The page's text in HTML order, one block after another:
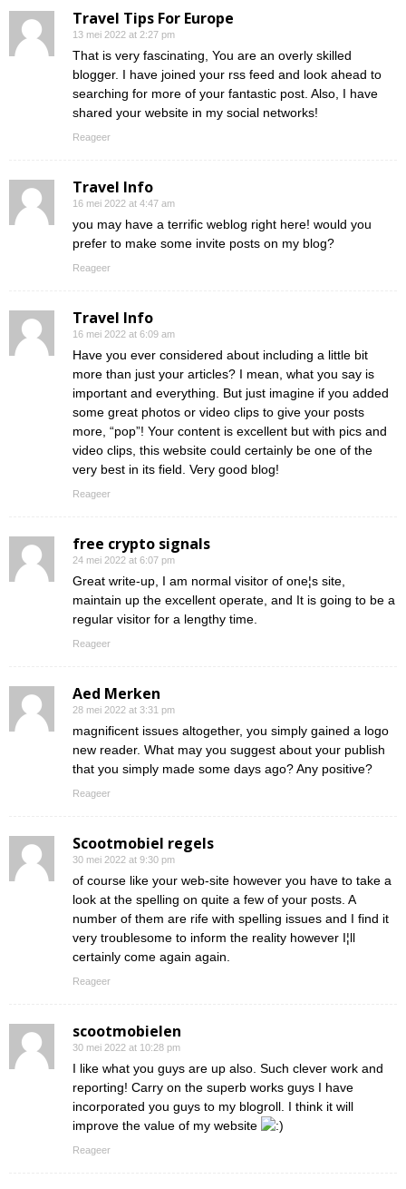
Travel Tips For Europe
13 mei 2022 at 2:27 pm
That is very fascinating, You are an overly skilled
blogger. I have joined your rss feed and look ahead to
searching for more of your fantastic post. Also, I have
shared your website in my social networks!
Reageer
Travel Info
16 mei 2022 at 4:47 am
you may have a terrific weblog right here! would you
prefer to make some invite posts on my blog?
Reageer
Travel Info
16 mei 2022 at 6:09 am
Have you ever considered about including a little bit
more than just your articles? I mean, what you say is
important and everything. But just imagine if you added
some great photos or video clips to give your posts
more, “pop”! Your content is excellent but with pics and
video clips, this website could certainly be one of the
very best in its field. Very good blog!
Reageer
free crypto signals
24 mei 2022 at 6:07 pm
Great write-up, I am normal visitor of one¦s site,
maintain up the excellent operate, and It is going to be a
regular visitor for a lengthy time.
Reageer
Aed Merken
28 mei 2022 at 3:31 pm
magnificent issues altogether, you simply gained a logo
new reader. What may you suggest about your publish
that you simply made some days ago? Any positive?
Reageer
Scootmobiel regels
30 mei 2022 at 9:30 pm
of course like your web-site however you have to take a
look at the spelling on quite a few of your posts. A
number of them are rife with spelling issues and I find it
very troublesome to inform the reality however I¦ll
certainly come again again.
Reageer
scootmobielen
30 mei 2022 at 10:28 pm
I like what you guys are up also. Such clever work and
reporting! Carry on the superb works guys I have
incorporated you guys to my blogroll. I think it will
improve the value of my website
Reageer